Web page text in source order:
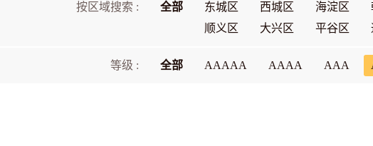
按区域搜索 : 全部 东城区 西城区 海淀区
顺义区
大兴区 平谷区
等级 : 全部 AAAAA AAAA AAA